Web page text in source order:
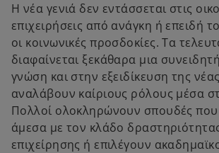
Η νέα γενιά δεν εντάσσεται στις
επιχειρήσεις από ανάγκη ή επειδή
οι κοινωνικές προσδοκίες. Τα
διαφαίνεται ξεκάθαρα μια
γνώση και στην εξειδίκευση της
αναλάβουν καίριους ρόλους μέσα
Πολλοί ολοκληρώνουν σπουδές που
άμεσα με τον κλάδο
επιχείρησης ή επιλέγουν